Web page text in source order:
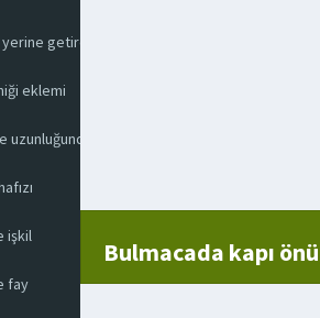
Bulmacada kapı
getiren kişi
eklemi
ölçü birimi
işkil
fay